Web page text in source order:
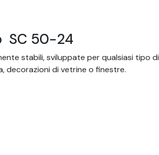
SC 50-24
stabili, sviluppate per qualsiasi tipo di
decorazioni di vetrine o finestre.